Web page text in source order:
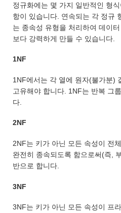
정규화에는 몇 가지 일반적인 형
항이 있습니다. 연속되는 각 정규
는 종속성 유형을 처리하여 데이
보다 강력하게 만들 수 있습니다.
1NF
1NF에서는 각 열에 원자(불가분)
고유해야 합니다. 1NF는 반복 그
다.
2NF
2NF는 키가 아닌 모든 속성이 전
완전히 종속되도록 함으로써(즉,
반으로 합니다.
3NF
3NF는 키가 아닌 모든 속성이 프